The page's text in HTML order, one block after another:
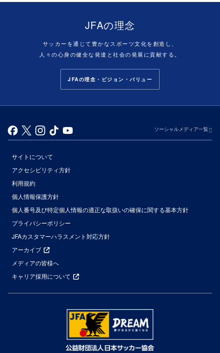
JFAの理念
サッカーを通じて豊かなスポーツ文化を創造し、
人々の心身の健全な発達と社会の発展に貢献する。
JFAの理念・ビジョン・バリュー
ソーシャルメディア一覧
サイトについて
アクセシビリティ方針
利用規約
個人情報保護方針
個人番号及び特定個人情報の適正な取扱いの確保に関する基本方針
プライバシーポリシー
JFAカスタマーハラスメント対応方針
アーカイブ
メディアの皆様へ
キャリア採用について